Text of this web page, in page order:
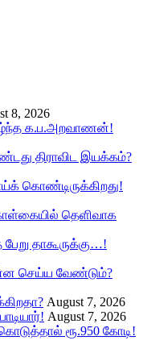
8, 2026
க.ப.அறவாணன்!
திராவிட இயக்கம்?
கொண்டிருக்கிறது!
தெளிவாக
தாகூருக்கு…!
செய்ய வேண்டும்?
August 7, 2026
August 7, 2026
ரூ.950 கோடி!